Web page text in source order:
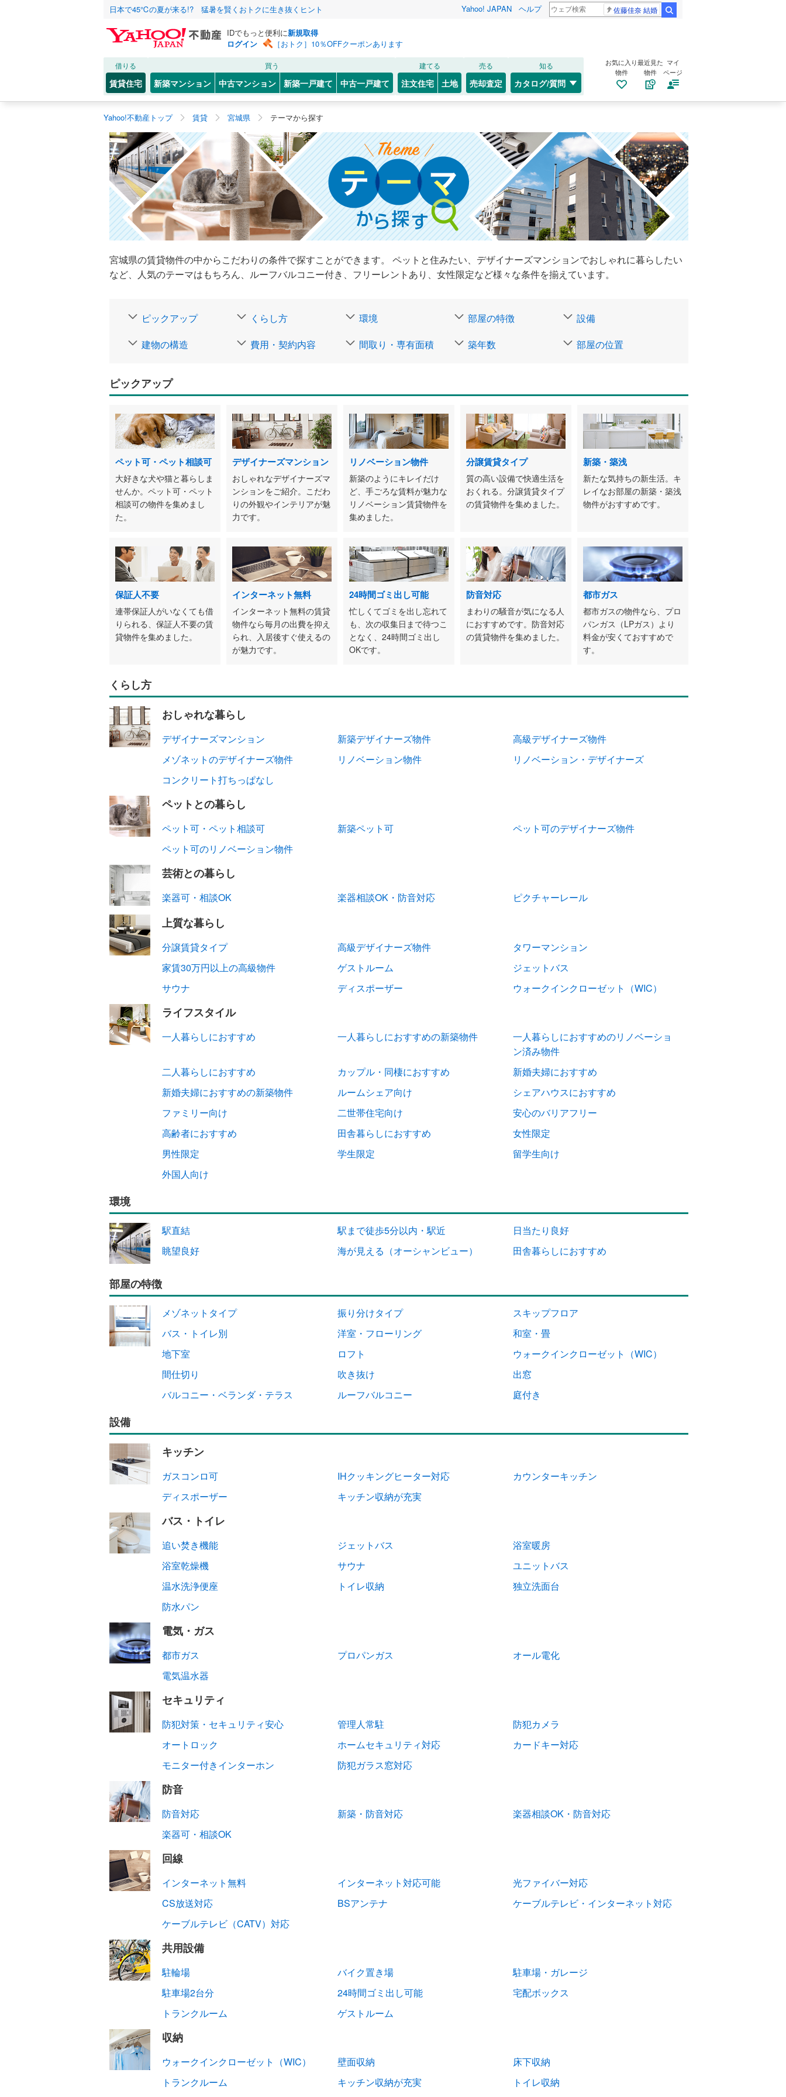
日本で45℃の夏が来る!? 猛暑を賢くおトクに生き抜くヒント Yahoo! JAPAN ヘルプ 佐藤佳奈 結婚
IDでもっと便利に新規取得
ログイン
［おトク］10％OFFクーポンあります
借りる
賃貸住宅
買う
新築マンション 中古マンション 新築一戸建て 中古一戸建て
建てる
注文住宅 土地
売る
売却査定
知る
カタログ/質問
お気に入り
物件
最近見た
物件
マイ
ページ
Yahoo!不動産トップ 賃貸 宮城県 テーマから探す
宮城県の賃貸物件の中からこだわりの条件で探すことができます。 ペットと住みたい、デザイナーズマンションでおしゃれに暮らしたい
など、人気のテーマはもちろん、ルーフバルコニー付き、フリーレントあり、女性限定など様々な条件を揃えています。
ピックアップ くらし方 環境 部屋の特徴
設備
建物の構造
費用・契約内容 間取り・専有面積 築年数 部屋の位置
ピックアップ
ペット可・ペット相談可
大好きな犬や猫と暮らしま
せんか。ペット可・ペット
相談可の物件を集めまし
た。
デザイナーズマンション
おしゃれなデザイナーズマ
ンションをご紹介。こだわ
りの外観やインテリアが魅
力です。
リノベーション物件
新築のようにキレイだけ
ど、手ごろな賃料が魅力な
リノベーション賃貸物件を
集めました。
分譲賃貸タイプ
質の高い設備で快適生活を
おくれる。分譲賃貸タイプ
の賃貸物件を集めました。
新築・築浅
新たな気持ちの新生活。キ
レイなお部屋の新築・築浅
物件がおすすめです。
保証人不要
連帯保証人がいなくても借
りられる、保証人不要の賃
貸物件を集めました。
インターネット無料
インターネット無料の賃貸
物件なら毎月の出費を抑え
られ、入居後すぐ使えるの
が魅力です。
24時間ゴミ出し可能
忙しくてゴミを出し忘れて
も、次の収集日まで待つこ
となく、24時間ゴミ出し
OKです。
防音対応
まわりの騒音が気になる人
におすすめです。防音対応
の賃貸物件を集めました。
都市ガス
都市ガスの物件なら、プロ
パンガス（LPガス）より
料金が安くておすすめで
す。
くらし方
おしゃれな暮らし
デザイナーズマンション 新築デザイナーズ物件
高級デザイナーズ物件
メゾネットのデザイナーズ物件
リノベーション物件
リノベーション・デザイナーズ
コンクリート打ちっぱなし
ペットとの暮らし
ペット可・ペット相談可 新築ペット可
ペット可のデザイナーズ物件
ペット可のリノベーション物件
芸術との暮らし
楽器可・相談OK 楽器相談OK・防音対応 ピクチャーレール
上質な暮らし
分譲賃貸タイプ 高級デザイナーズ物件
タワーマンション
家賃30万円以上の高級物件
ゲストルーム
ジェットバス
サウナ
ディスポーザー ウォークインクローゼット（WIC）
ライフスタイル
一人暮らしにおすすめ 一人暮らしにおすすめの新築物件
一人暮らしにおすすめのリノベーショ
ン済み物件
二人暮らしにおすすめ
カップル・同棲におすすめ
新婚夫婦におすすめ
新婚夫婦におすすめの新築物件
ルームシェア向け
シェアハウスにおすすめ
ファミリー向け
二世帯住宅向け
安心のバリアフリー
高齢者におすすめ
田舎暮らしにおすすめ
女性限定
男性限定
学生限定
留学生向け
外国人向け
環境
駅直結 駅まで徒歩5分以内・駅近
日当たり良好
眺望良好
海が見える（オーシャンビュー） 田舎暮らしにおすすめ
部屋の特徴
メゾネットタイプ 振り分けタイプ
スキップフロア
バス・トイレ別
洋室・フローリング
和室・畳
地下室
ロフト
ウォークインクローゼット（WIC）
間仕切り
吹き抜け
出窓
バルコニー・ベランダ・テラス
ルーフバルコニー 庭付き
設備
キッチン
ガスコンロ可 IHクッキングヒーター対応
カウンターキッチン
ディスポーザー
キッチン収納が充実
バス・トイレ
追い焚き機能 ジェットバス
浴室暖房
浴室乾燥機
サウナ
ユニットバス
温水洗浄便座
トイレ収納
独立洗面台
防水パン
電気・ガス
都市ガス プロパンガス
オール電化
電気温水器
セキュリティ
防犯対策・セキュリティ安心 管理人常駐
防犯カメラ
オートロック
ホームセキュリティ対応
カードキー対応
モニター付きインターホン
防犯ガラス窓対応
防音
防音対応 新築・防音対応
楽器相談OK・防音対応
楽器可・相談OK
回線
インターネット無料 インターネット対応可能
光ファイバー対応
CS放送対応
BSアンテナ
ケーブルテレビ・インターネット対応
ケーブルテレビ（CATV）対応
共用設備
駐輪場 バイク置き場
駐車場・ガレージ
駐車場2台分
24時間ゴミ出し可能
宅配ボックス
トランクルーム
ゲストルーム
収納
ウォークインクローゼット（WIC） 壁面収納
床下収納
トランクルーム
キッチン収納が充実
トイレ収納